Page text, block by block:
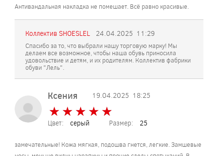
Антивандальная накладка не помешает. Всё равно красивые.
Коллектив SHOESLEL 24.04.2025 11:29
Спасибо за то, что выбрали нашу торговую марку! Мы
делаем все возможное, чтобы наша обувь приносила
удовольствие и детям, и их родителям. Коллектив фабрики
обуви "Лель".
Ксения 19.04.2025 18:25
★ ★ ★ ★ ★
★ ★ ★ ★ ★
Цвет: серый Размер: 25
замечательные! Кожа мягкая, подошва гнется, легкие. Замшевые